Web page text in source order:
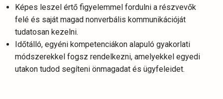
Képes leszel értő figyelemmel fordulni a részvevők
felé és saját magad nonverbális kommunikációját
tudatosan kezelni.
Időtálló, egyéni kompetenciákon alapuló gyakorlati
módszerekkel fogsz rendelkezni, amelyekkel egyedi
utakon tudod segíteni önmagadat és ügyfeleidet.